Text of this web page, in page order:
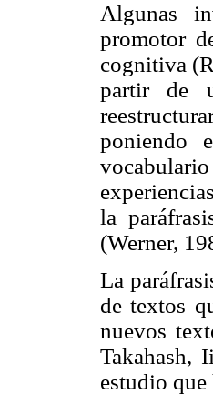
Algunas
promotor
cognitiva
partir de
poniendo
la
(Werner,
La
de textos
nuevos
Takahash,
estudio